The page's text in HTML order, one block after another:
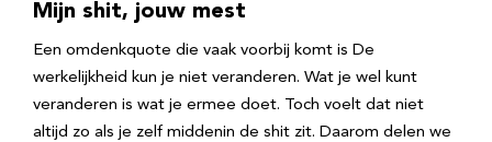
Mijn shit, jouw mest
Een omdenkquote die vaak voorbij komt is De
werkelijkheid kun je niet veranderen. Wat je wel kunt
veranderen is wat je ermee doet. Toch voelt dat niet
altijd zo als je zelf middenin de shit zit. Daarom delen we